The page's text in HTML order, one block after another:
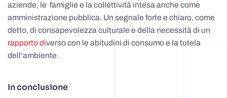
aziende, le famiglie e la collettività intesa anche come
amministrazione pubblica. Un segnale forte e chiaro, come
detto, di consapevolezza culturale e della necessità di un
rapporto diverso con le abitudini di consumo e la tutela
dell’ambiente.
In conclusione